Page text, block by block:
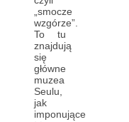
„smocze
wzgórze”.
To tu
znajdują
się
główne
muzea
Seulu,
jak
imponujące